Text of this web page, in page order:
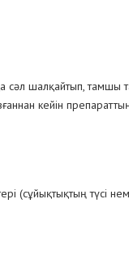
сәл шалқайтып,
кейін
(сұйықтықтың түсі